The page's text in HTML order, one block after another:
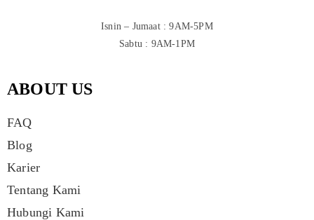
Isnin – Jumaat : 9AM-5PM
Sabtu : 9AM-1PM
ABOUT US
FAQ
Blog
Karier
Tentang Kami
Hubungi Kami